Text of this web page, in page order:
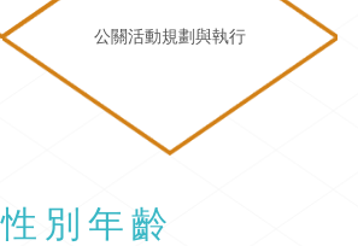
公關活動規劃與執行
性別年齡